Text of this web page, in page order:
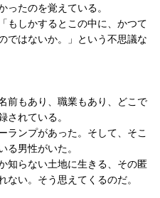
ったのを覚えている。
もしかするとこの中に、かつて
ではないか。」という不思議な
前もあり、職業もあり、どこで
されている。
ランプがあった。そして、そこ
る男性がいた。
知らない土地に生きる、その匿
い。そう思えてくるのだ。